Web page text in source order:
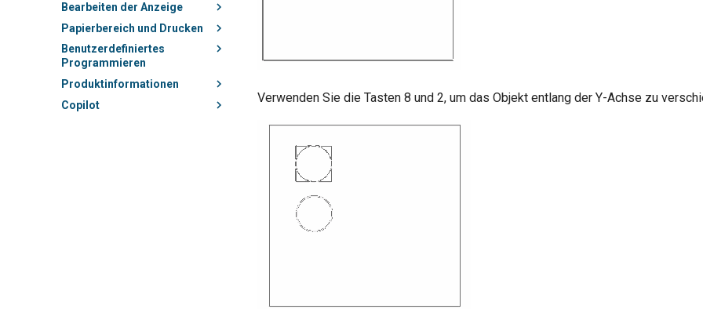
Bearbeiten der Anzeige
Papierbereich und Drucken
Benutzerdefiniertes
Programmieren
Produktinformationen
Copilot
Verwenden Sie die Tasten 8 und 2, um das Objekt entlang der Y-Achse zu